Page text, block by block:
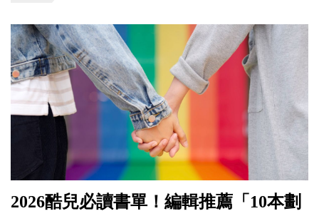
2026酷兒必讀書單！編輯推薦「10本劃